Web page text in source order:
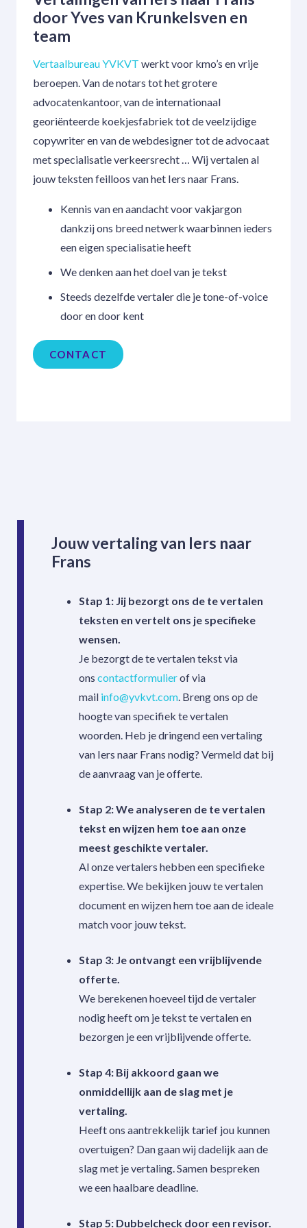
door Yves van Krunkelsven en
team
Vertaalbureau YVKVT werkt voor kmo’s en vrije
beroepen. Van de notars tot het grotere
advocatenkantoor, van de internationaal
georiënteerde koekjesfabriek tot de veelzijdige
copywriter en van de webdesigner tot de advocaat
met specialisatie verkeersrecht … Wij vertalen al
jouw teksten feilloos van het Iers naar Frans.
Kennis van en aandacht voor vakjargon
dankzij ons breed netwerk waarbinnen ieders
een eigen specialisatie heeft
We denken aan het doel van je tekst
Steeds dezelfde vertaler die je tone-of-voice
door en door kent
CONTACT
Jouw vertaling van Iers naar
Frans
Stap 1: Jij bezorgt ons de te vertalen
teksten en vertelt ons je specifieke
wensen.
Je bezorgt de te vertalen tekst via
ons contactformulierof via
mail info@yvkvt.com. Breng ons op de
hoogte van specifiek te vertalen
woorden. Heb je dringend een vertaling
van Iers naar Frans nodig? Vermeld dat bij
de aanvraag van je offerte.
Stap 2: We analyseren de te vertalen
tekst en wijzen hem toe aan onze
meest geschikte vertaler.
Al onze vertalers hebben een specifieke
expertise. We bekijken jouw te vertalen
document en wijzen hem toe aan de ideale
match voor jouw tekst.
Stap 3: Je ontvangt een vrijblijvende
offerte.
We berekenen hoeveel tijd de vertaler
nodig heeft om je tekst te vertalen en
bezorgen je een vrijblijvende offerte.
Stap 4: Bij akkoord gaan we
onmiddellijk aan de slag met je
vertaling.
Heeft ons aantrekkelijk tarief jou kunnen
overtuigen? Dan gaan wij dadelijk aan de
slag met je vertaling. Samen bespreken
we een haalbare deadline.
Stap 5: Dubbelcheck door een revisor.